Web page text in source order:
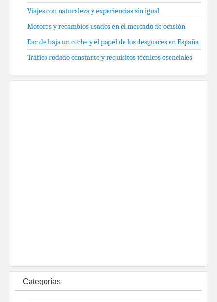
Viajes con naturaleza y experiencias sin igual
Motores y recambios usados en el mercado de ocasión
Dar de baja un coche y el papel de los desguaces en España
Tráfico rodado constante y requisitos técnicos esenciales
Categorías